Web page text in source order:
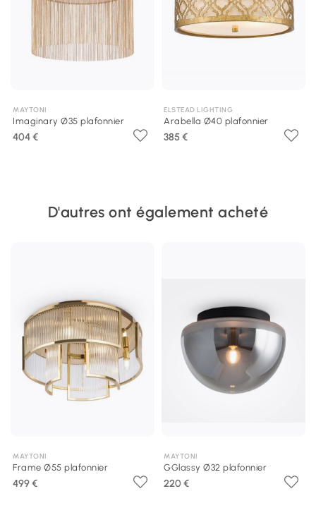
MAYTONI
Imaginary Ø35 plafonnier
404 €
ELSTEAD LIGHTING
Arabella Ø40 plafonnier
385 €
D'autres ont également acheté
MAYTONI
Frame Ø55 plafonnier
499 €
MAYTONI
GGlassy Ø32 plafonnier
220 €